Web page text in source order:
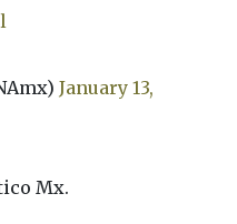
January 13,
Mx.